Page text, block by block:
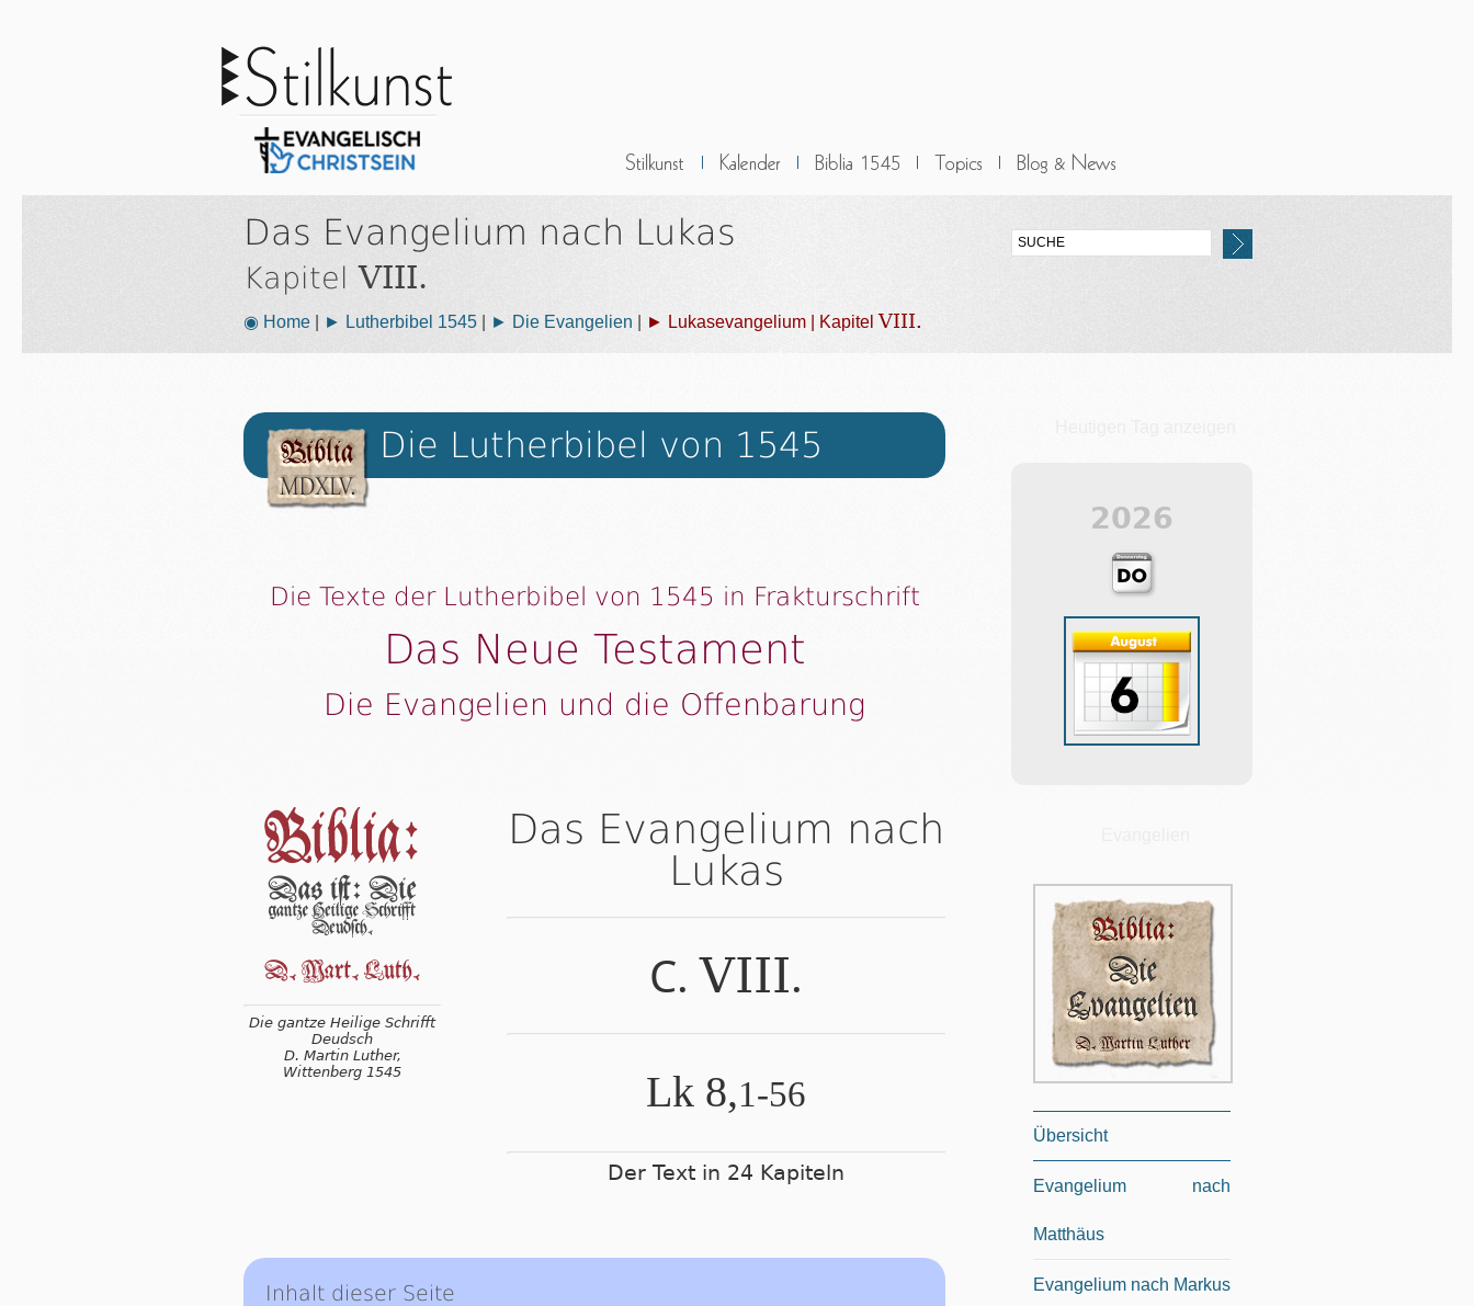
Das Evangelium nach Lukas
KapitelVIII.
◉ Home ► Lutherbibel 1545 ► Die Evangelien ► Lukasevangelium | Kapitel VIII.
Die Lutherbibel von 1545
Die Texte der Lutherbibel von 1545 in Frakturschrift
Das Neue Testament
Die Evangelien und die Offenbarung
Die gantze Heilige Schrifft
Deudsch
D. Martin Luther,
Wittenberg 1545
Das Evangelium nach
Lukas
C.VIII.
Lk 8,1-56
Der Text in 24 Kapiteln
Inhalt dieser Seite
2026
Übersicht
Evangelium nach
Matthäus
Evangelium nach Markus